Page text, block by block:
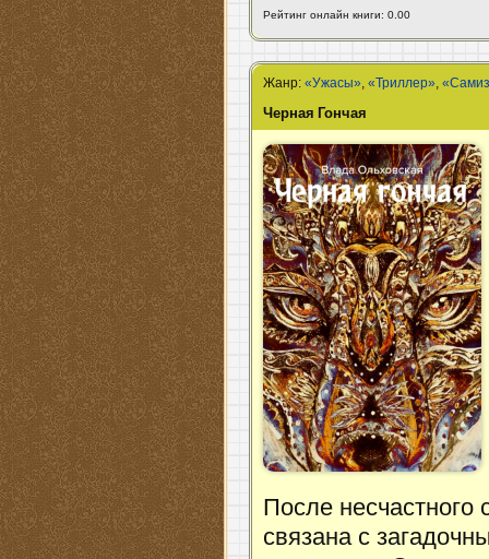
Рейтинг онлайн книги: 0.00
Жанр:«Ужасы»,«Триллер»,
Черная Гончая
После несчастного
связана с